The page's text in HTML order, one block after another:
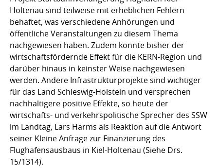
Holtenau sind teilweise mit erheblichen Fehlern
behaftet, was verschiedene Anhörungen und
öffentliche Veranstaltungen zu diesem Thema
nachgewiesen haben. Zudem konnte bisher der
wirtschaftsfördernde Effekt für die KERN-Region und
darüber hinaus in keinster Weise nachgewiesen
werden. Andere Infrastrukturprojekte sind wichtiger
für das Land Schleswig-Holstein und versprechen
nachhaltigere positive Effekte, so heute der
wirtschafts- und verkehrspolitische Sprecher des SSW
im Landtag, Lars Harms als Reaktion auf die Antwort
seiner Kleine Anfrage zur Finanzierung des
Flughafensausbaus in Kiel-Holtenau (Siehe Drs.
15/1314).